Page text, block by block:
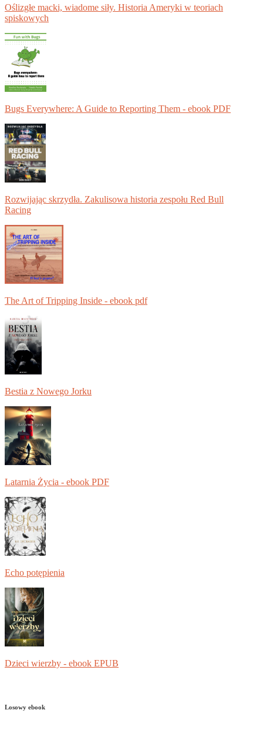
Oślizgłe macki, wiadome siły. Historia Ameryki w teoriach
spiskowych
Bugs Everywhere: A Guide to Reporting Them - ebook PDF
Rozwijając skrzydła. Zakulisowa historia zespołu Red Bull
Racing
The Art of Tripping Inside - ebook pdf
Bestia z Nowego Jorku
Latarnia Życia - ebook PDF
Echo potępienia
Dzieci wierzby - ebook EPUB
Losowy ebook